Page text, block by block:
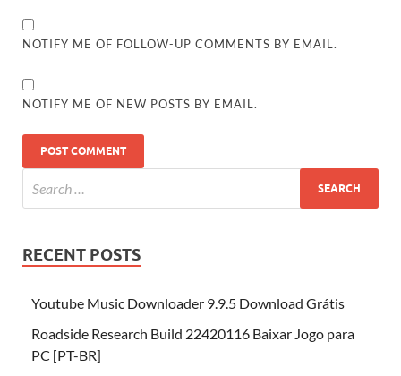
NOTIFY ME OF FOLLOW-UP COMMENTS BY EMAIL.
NOTIFY ME OF NEW POSTS BY EMAIL.
RECENT POSTS
Youtube Music Downloader 9.9.5 Download Grátis
Roadside Research Build 22420116 Baixar Jogo para
PC [PT-BR]